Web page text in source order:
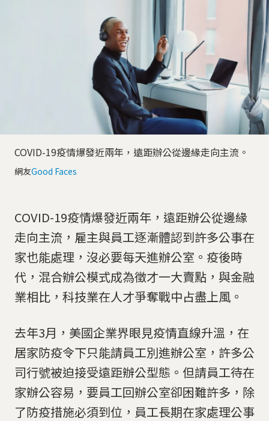
COVID-19疫情爆發近兩年，遠距辦公從邊緣走向主流。
網友Good Faces
COVID-19疫情爆發近兩年，遠距辦公從邊緣
走向主流，雇主與員工逐漸體認到許多公事在
家也能處理，沒必要每天進辦公室。疫後時
代，混合辦公模式成為徵才一大賣點，與金融
業相比，科技業在人才爭奪戰中占盡上風。
去年3月，美國企業界眼見疫情直線升溫，在
居家防疫令下只能請員工別進辦公室，許多公
司行號被迫接受遠距辦公型態。但請員工待在
家辦公容易，要員工回辦公室卻困難許多，除
了防疫措施必須到位，員工長期在家處理公事